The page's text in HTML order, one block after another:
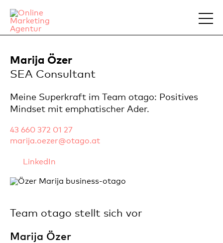
Marija Özer
SEA Consultant
Meine Superkraft im Team otago: Positives
Mindset mit emphatischer Ader.
43 660 372 01 27
marija.oezer@otago.at
LinkedIn
Team otago stellt sich vor
Marija Özer